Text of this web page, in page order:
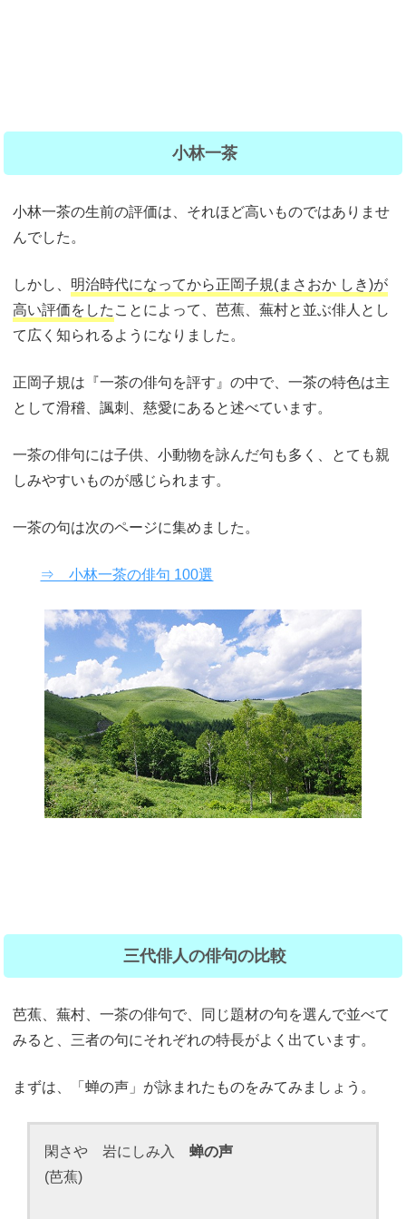
小林一茶
小林一茶の生前の評価は、それほど高いものではありませ
んでした。
しかし、 明治時代になってから正岡子規(まさおか しき)が
高い評価をした ことによって、芭蕉、蕪村と並ぶ俳人とし
て広く知られるようになりました。
正岡子規は『一茶の俳句を評す』の中で、一茶の特色は主
として滑稽、諷刺、慈愛にあると述べています。
一茶の俳句には子供、小動物を詠んだ句も多く、とても親
しみやすいものが感じられます。
一茶の句は次のページに集めました。
⇒ 小林一茶の俳句 100選
三代俳人の俳句の比較
芭蕉、蕪村、一茶の俳句で、同じ題材の句を選んで並べて
みると、三者の句にそれぞれの特長がよく出ています。
まずは、「蝉の声」が詠まれたものをみてみましょう。
閑さや 岩にしみ入蝉の声
(芭蕉)